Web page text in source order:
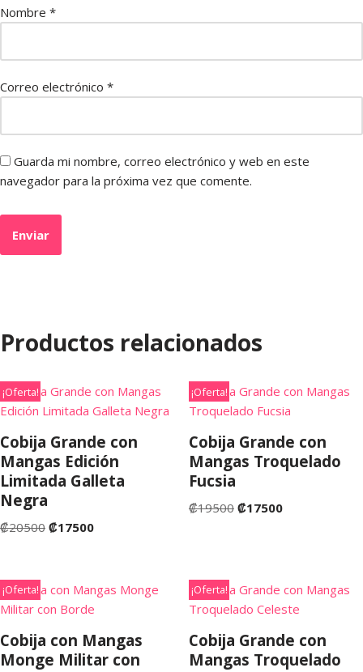
Nombre *
Correo electrónico *
Guarda mi nombre, correo electrónico y web en este
navegador para la próxima vez que comente.
Productos relacionados
¡Oferta!
Cobija Grande con
Mangas Edición
Limitada Galleta
Negra
₡20500 ₡17500
¡Oferta!
Cobija Grande con
Mangas Troquelado
Fucsia
₡19500 ₡17500
¡Oferta!
Cobija con Mangas
Monge Militar con
¡Oferta!
Cobija Grande con
Mangas Troquelado